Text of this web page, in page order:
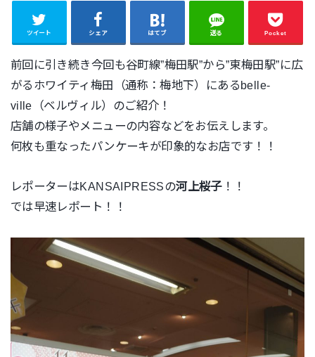
ツイート シェア はてブ 送る Pocket
前回に引き続き今回も谷町線”梅田駅”から”東梅田駅”に広
がるホワイティ梅田（通称：梅地下）にあるbelle-
ville（ベルヴィル）のご紹介！
店舗の様子やメニューの内容などをお伝えします。
何枚も重なったパンケーキが印象的なお店です！！
レポーターはKANSAIPRESSの河上桜子！！
では早速レポート！！